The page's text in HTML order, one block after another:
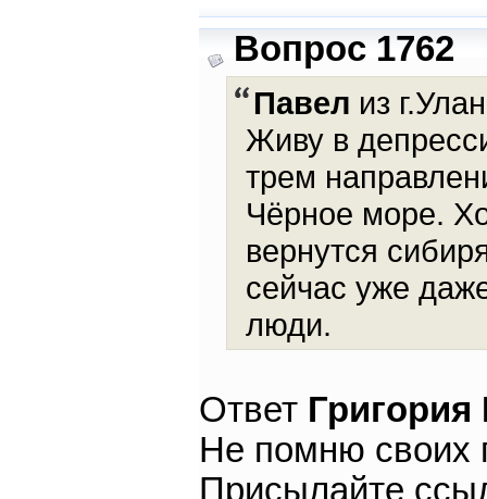
Вопрос 1762
Павел из
Живу в
трем
Чёрное море.
вернутся
сейчас уже
люди.
Ответ
Не помню своих
Присылайте